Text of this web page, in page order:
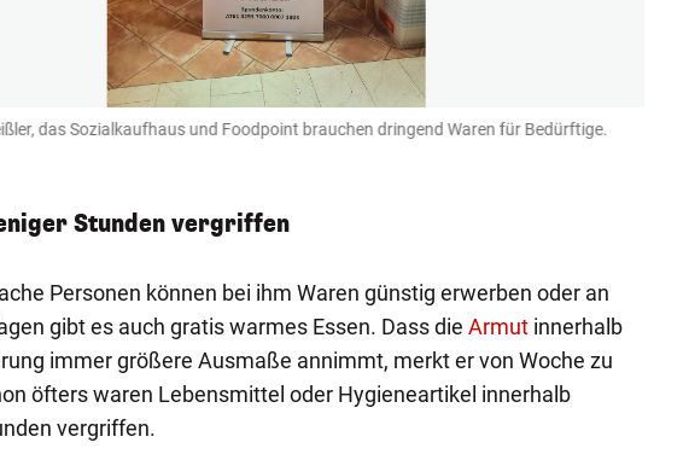
das Sozialkaufhaus und Foodpoint brauchen dringend Waren für Bedürftige.
Stunden vergriffen
Personen können bei ihm Waren günstig erwerben oder an
gibt es auch gratis warmes Essen. Dass die Armutinnerhalb
immer größere Ausmaße annimmt, merkt er von Woche zu
öfters waren Lebensmittel oder Hygieneartikel innerhalb
vergriffen.